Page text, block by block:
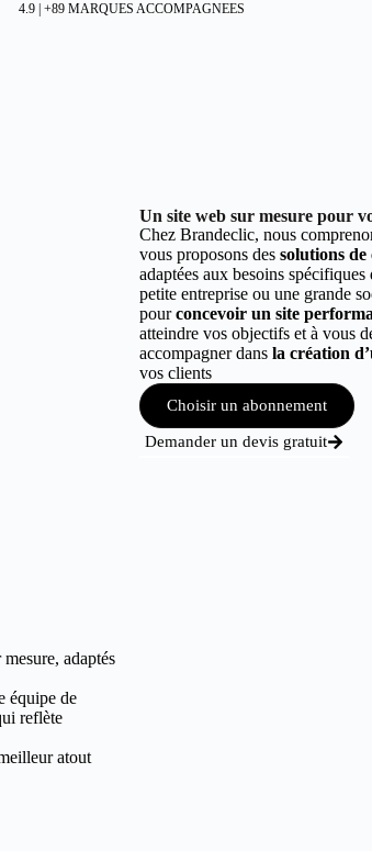
4.9 | +89 MARQUES ACCOMPAGNEES
Un site web sur mesure pour
Chez Brandeclic, nous
vous proposons des solutions de
adaptées aux besoins spécifiques
petite entreprise ou une grande
pourconcevoir un site
atteindre vos objectifs et à vous
accompagner dans la création
vos clients
Choisir un abonnement
Demander un devis gratuit
adaptés
équipe de
reflète
atout